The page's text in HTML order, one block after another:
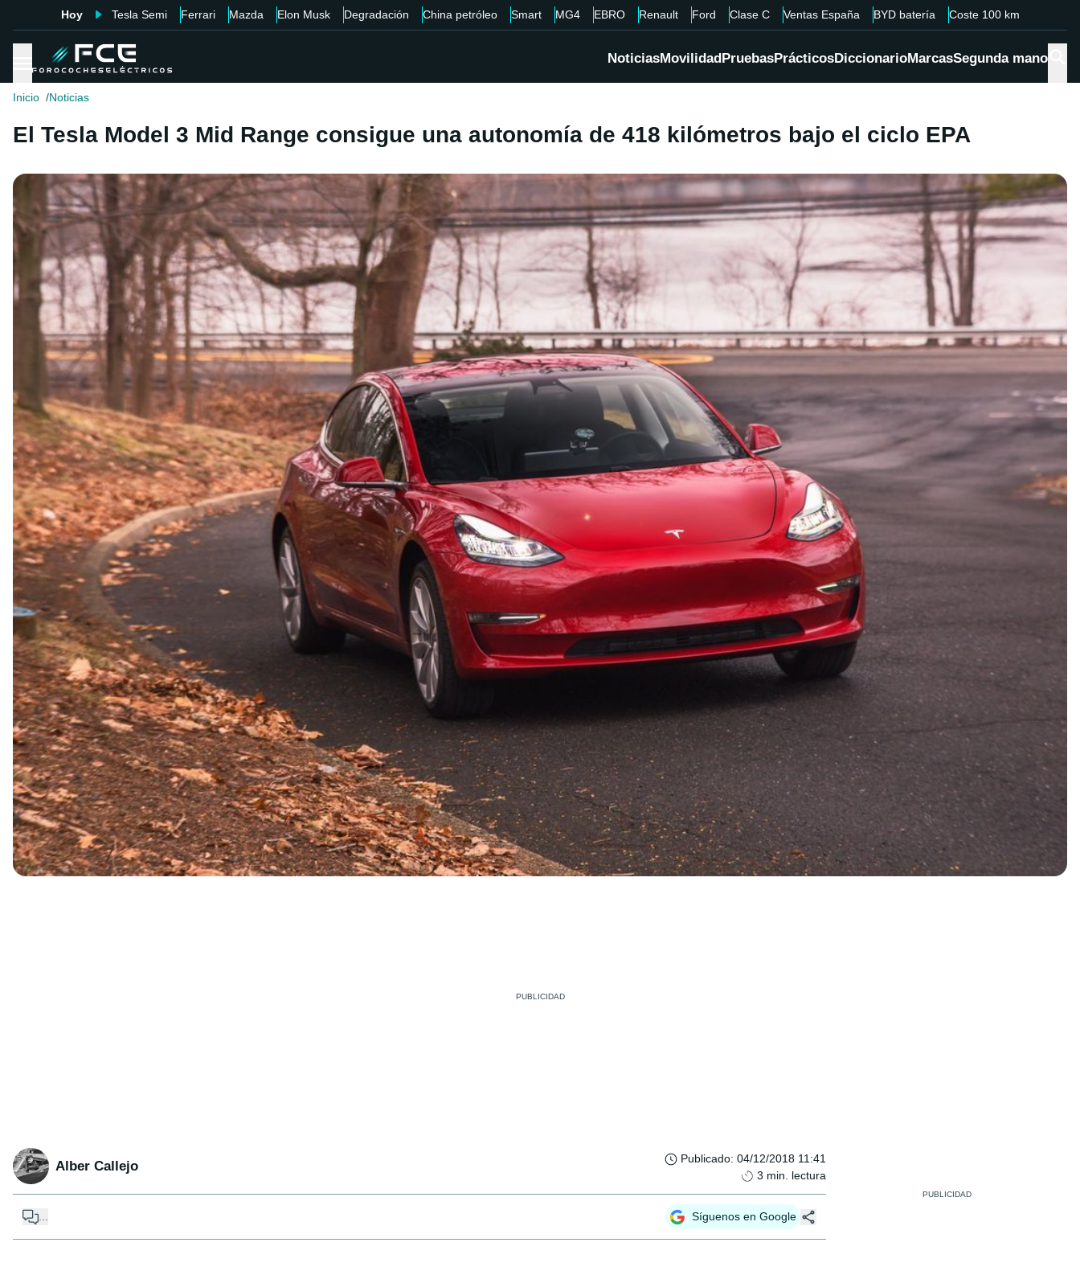
Hoy Tesla Semi Ferrari Mazda Elon Musk Degradación China petróleo Smart MG4 EBRO Renault Ford Clase C Ventas España BYD batería Coste 100 km
NoticiasMovilidadPruebasPrácticosDiccionarioMarcasSegunda mano
Inicio Noticias
El Tesla Model 3 Mid Range consigue una autonomía de 418 kilómetros bajo el ciclo EPA
Alber Callejo Publicado: 04/12/2018 11:41
3 min. lectura
... Síguenos en Google